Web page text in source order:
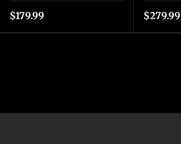
$179.99 $279.99